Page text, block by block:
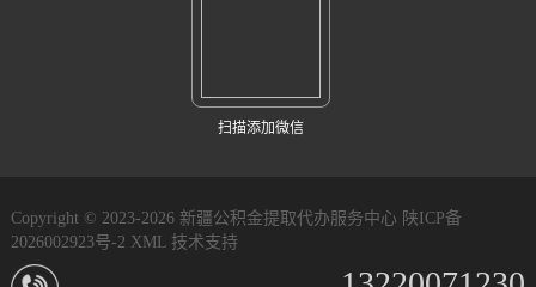
扫描添加微信
Copyright © 2023-2026 新疆公积金提取代办服务中心 陕ICP备
2026002923号-2 XML 技术支持